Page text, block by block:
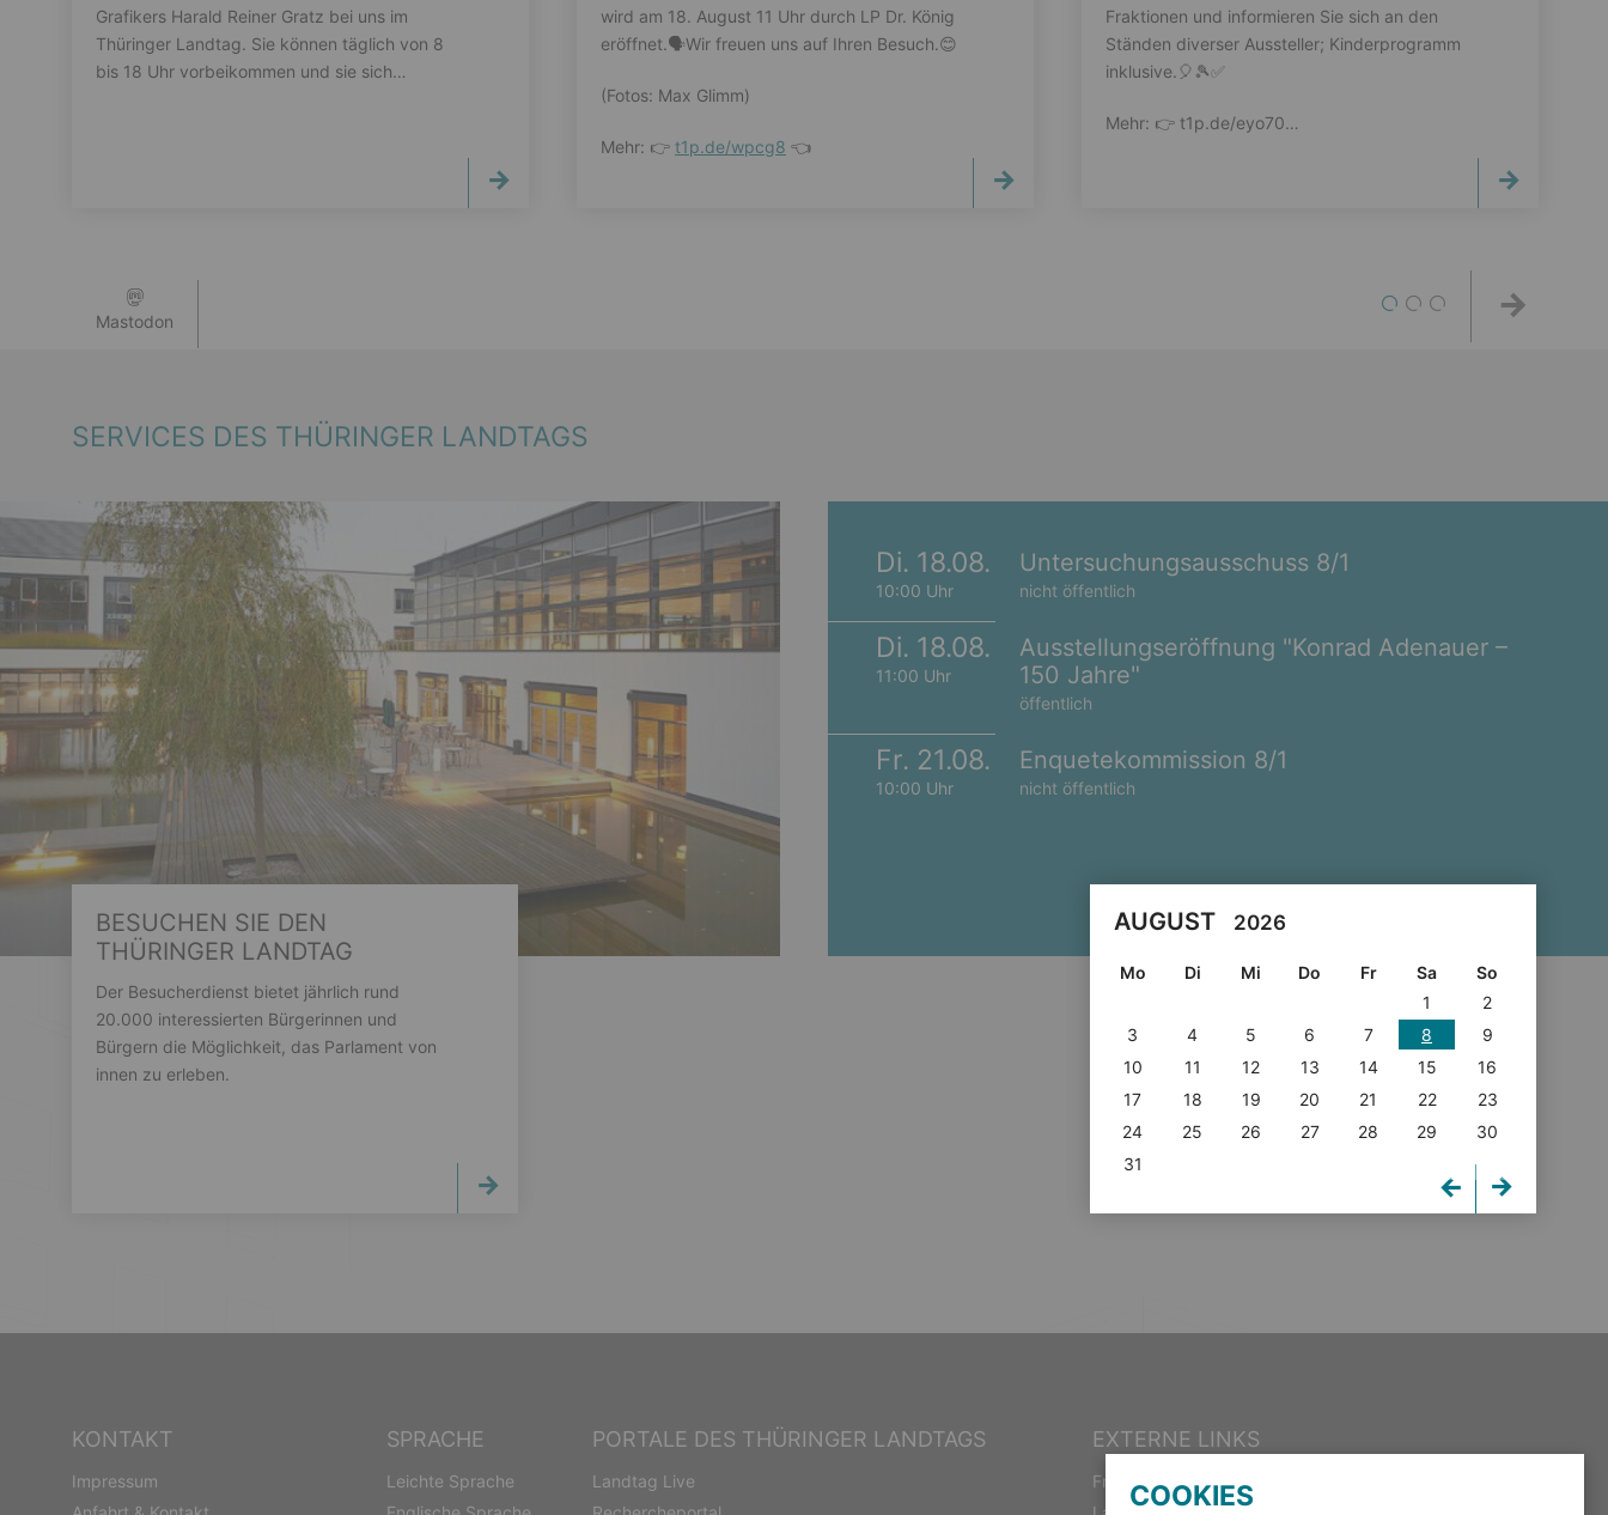
Grafikers Harald Reiner Gratz bei uns im
Thüringer Landtag. Sie können täglich von 8
bis 18 Uhr vorbeikommen und sie sich…
wird am 18. August 11 Uhr durch LP Dr. König
eröffnet.🗣️Wir freuen uns auf Ihren Besuch.😊
(Fotos: Max Glimm)
Mehr: 👉 t1p.de/wpcg8 👈
Fraktionen und informieren Sie sich an den
Ständen diverser Aussteller; Kinderprogramm
inklusive.🎈🎾✅️
Mehr: 👉️ t1p.de/eyo70…
1 2
Mastodon
SERVICES DES THÜRINGER LANDTAGS
BESUCHEN SIE DEN
THÜRINGER LANDTAG
Der Besucherdienst bietet jährlich rund
20.000 interessierten Bürgerinnen und
Bürgern die Möglichkeit, das Parlament von
innen zu erleben.
Di. 18.08.
10:00 Uhr
Untersuchungsausschuss 8/1
nicht öffentlich
Di. 18.08.
11:00 Uhr
Ausstellungseröffnung "Konrad Adenauer –
150 Jahre"
öffentlich
Fr. 21.08.
10:00 Uhr
Enquetekommission 8/1
nicht öffentlich
AUGUST 2026
Mo Di Mi Do Fr Sa
So
1
2
3
4 5 6 7 8
9
10
11 12 13 14 15
16
17
18 19 20 21 22
23
24
25 26 27 28 29
30
31
KONTAKT
Impressum
SPRACHE
Leichte Sprache
PORTALE DES THÜRINGER LANDTAGS
Landtag Live
EXTERNE LINKS
Freistaat Thüringen
COOKIES